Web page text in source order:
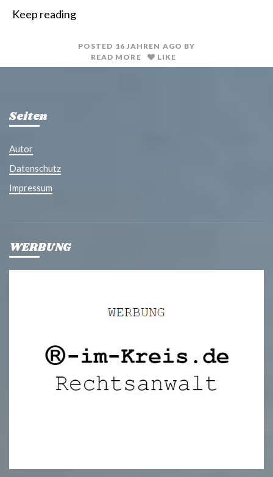
n
i
Keep reading
POSTED 16 JAHREN AGO BY
READ MORE
LIKE
Seiten
Autor
Datenschutz
Impressum
WERBUNG